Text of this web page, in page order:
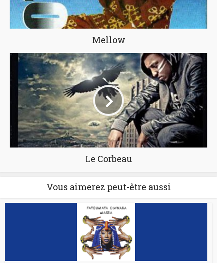
Mellow
Le Corbeau
Vous aimerez peut-être aussi